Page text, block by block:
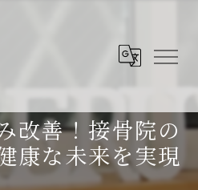
改善！接骨院の
康な未来を実現